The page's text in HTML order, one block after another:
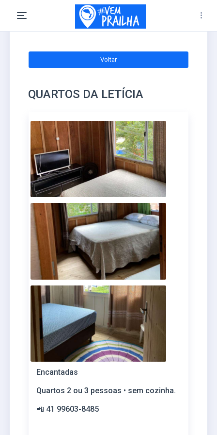
Voltar
QUARTOS DA LETÍCIA
Encantadas
Quartos 2 ou 3 pessoas • sem cozinha.
📲 41 99603-8485